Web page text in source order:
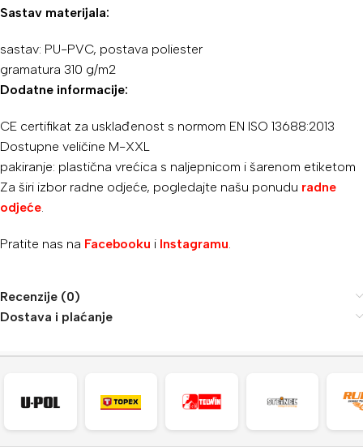
Sastav materijala:
sastav: PU-PVC, postava poliester
gramatura 310 g/m2
Dodatne informacije:
CE certifikat za usklađenost s normom EN ISO 13688:2013
Dostupne veličine M-XXL
pakiranje: plastična vrećica s naljepnicom i šarenom etiketom
Za širi izbor radne odjeće, pogledajte našu ponudu radne
odjeće
Pratite nas na Facebooku i Instagramu
Recenzije (0)
Dostava i plaćanje